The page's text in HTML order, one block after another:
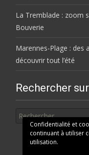
La Tremblade : zoom
Bouverie
Marennes-Plage : des
découvrir tout l’été
Rechercher
Confidentialité et
continuant à utiliser
utilisation.